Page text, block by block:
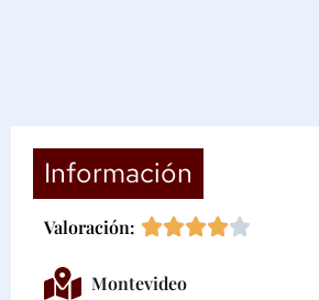
Información
Valoración:
Montevideo